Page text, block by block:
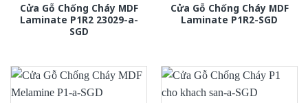
Cửa Gỗ Chống Cháy MDF
Laminate P1R2 23029-a-
SGD
Cửa Gỗ Chống Cháy MDF
Laminate P1R2-SGD